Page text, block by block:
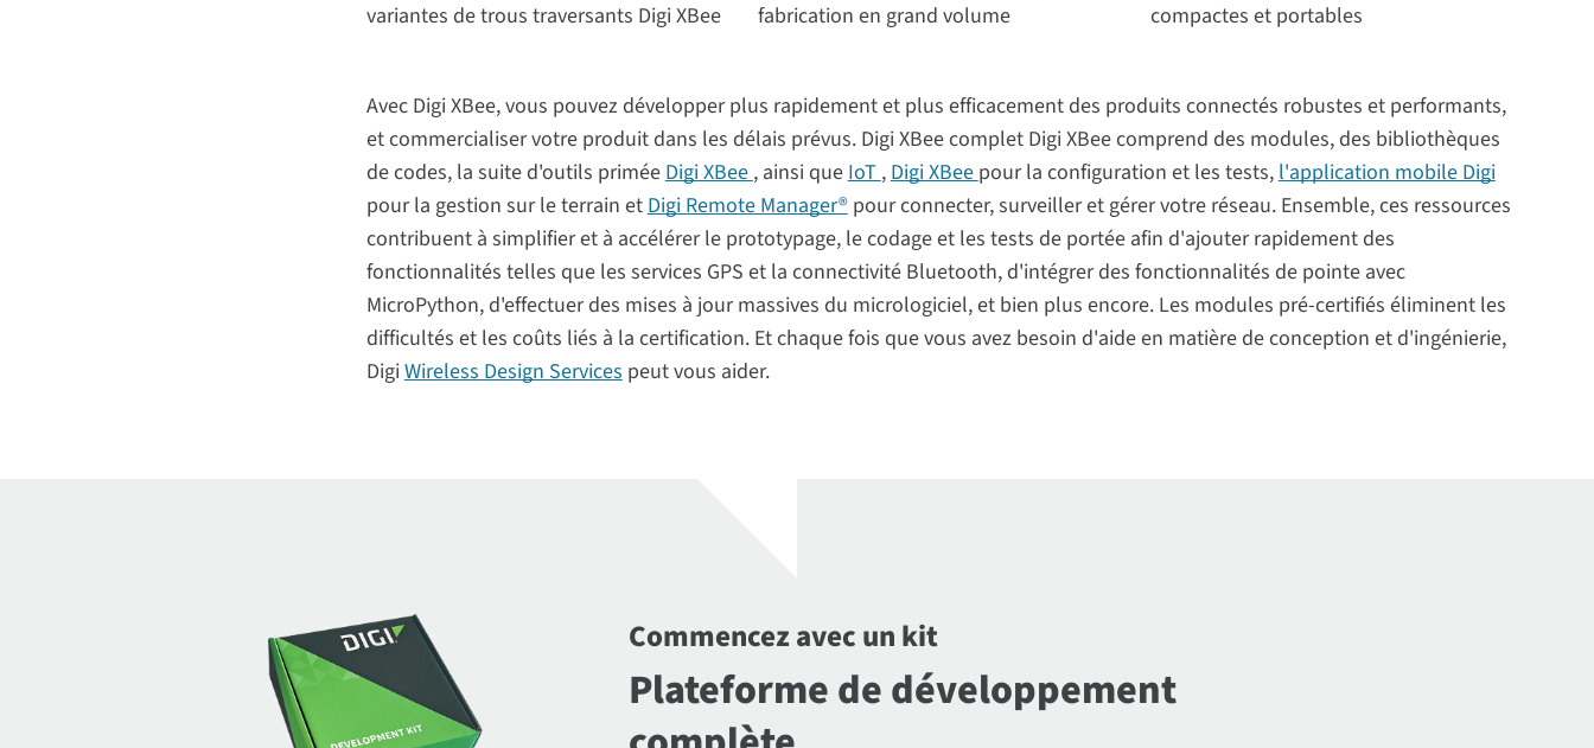
variantes de trous traversants Digi XBee
fabrication en grand volume
compactes et portables
Avec Digi XBee, vous pouvez développer plus rapidement et plus efficacement des produits connectés robustes et performants,
et commercialiser votre produit dans les délais prévus. Digi XBee complet Digi XBee comprend des modules, des bibliothèques
de codes, la suite d'outils priméeDigi XBee, ainsi queIoT,Digi XBeepour la configuration et les tests,l'application mobile Digi
pour la gestion sur le terrain etDigi Remote Manager®pour connecter, surveiller et gérer votre réseau. Ensemble, ces ressources
contribuent à simplifier et à accélérer le prototypage, le codage et les tests de portée afin d'ajouter rapidement des
fonctionnalités telles que les services GPS et la connectivité Bluetooth, d'intégrer des fonctionnalités de pointe avec
MicroPython, d'effectuer des mises à jour massives du micrologiciel, et bien plus encore. Les modules pré-certifiés éliminent les
difficultés et les coûts liés à la certification. Et chaque fois que vous avez besoin d'aide en matière de conception et d'ingénierie,
DigiWireless Design Servicespeut vous aider.
Commencez avec un kit
Plateforme de développement